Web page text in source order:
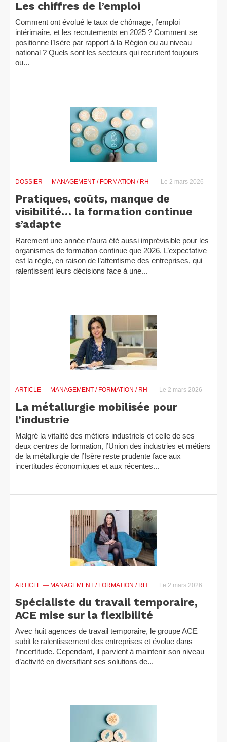
Les chiffres de l’emploi
Comment ont évolué le taux de chômage, l’emploi
intérimaire, et les recrutements en 2025 ? Comment se
positionne l’Isère par rapport à la Région ou au niveau
national ? Quels sont les secteurs qui recrutent toujours
ou...
DOSSIER — MANAGEMENT / FORMATION / RH Le 2 mars 2026
Pratiques, coûts, manque de
visibilité… la formation continue
s’adapte
Rarement une année n’aura été aussi imprévisible pour les
organismes de formation continue que 2026. L’expectative
est la règle, en raison de l’attentisme des entreprises, qui
ralentissent leurs décisions face à une...
ARTICLE — MANAGEMENT / FORMATION / RH Le 2 mars 2026
La métallurgie mobilisée pour
l’industrie
Malgré la vitalité des métiers industriels et celle de ses
deux centres de formation, l’Union des industries et métiers
de la métallurgie de l’Isère reste prudente face aux
incertitudes économiques et aux récentes...
ARTICLE — MANAGEMENT / FORMATION / RH Le 2 mars 2026
Spécialiste du travail temporaire,
ACE mise sur la flexibilité
Avec huit agences de travail temporaire, le groupe ACE
subit le ralentissement des entreprises et évolue dans
l’incertitude. Cependant, il parvient à maintenir son niveau
d’activité en diversifiant ses solutions de...